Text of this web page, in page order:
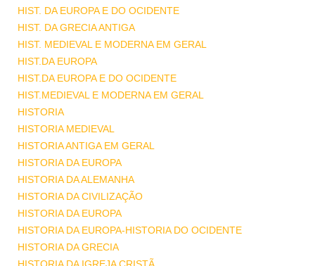
HIST. DA EUROPA E DO OCIDENTE
HIST. DA GRECIA ANTIGA
HIST. MEDIEVAL E MODERNA EM GERAL
HIST.DA EUROPA
HIST.DA EUROPA E DO OCIDENTE
HIST.MEDIEVAL E MODERNA EM GERAL
HISTORIA
HISTORIA MEDIEVAL
HISTORIA ANTIGA EM GERAL
HISTORIA DA EUROPA
HISTORIA DA ALEMANHA
HISTORIA DA CIVILIZAÇÃO
HISTORIA DA EUROPA
HISTORIA DA EUROPA-HISTORIA DO OCIDENTE
HISTORIA DA GRECIA